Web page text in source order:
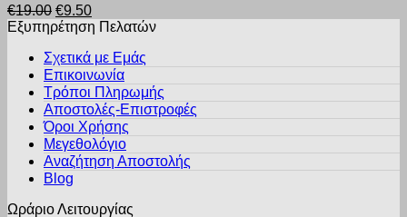
σελίδα
του
προϊόντος
έχει
πολλαπλές
επιλογές
μπορούν
επιλεγούν
σελίδα
€19.00 Original
price
€19.00.
€9.50Η
τρέχουσα
είναι:
€9.50.
Εξυπηρέτηση Πελατών
Σχετικά με Εμάς
Επικοινωνία
Τρόποι Πληρωμής
Αποστολές-Επιστροφές
Όροι Χρήσης
Μεγεθολόγιο
Αναζήτηση Αποστολής
Blog
Ωράριο Λειτουργίας